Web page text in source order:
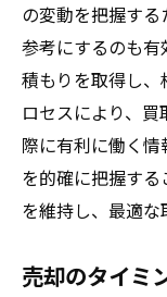
の変動を把握す
参考にするのも
積もりを取得し
ロセスにより、
際に有利に働く
を的確に把握す
を維持し、最適な
売却のタイミ